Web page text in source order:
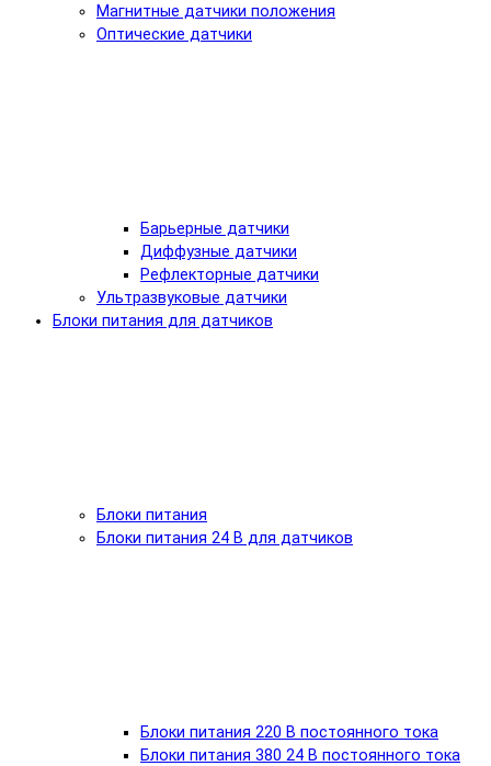
Магнитные датчики положения
Оптические датчики
Барьерные датчики
Диффузные датчики
Рефлекторные датчики
Ультразвуковые датчики
Блоки питания для датчиков
Блоки питания
Блоки питания 24 В для датчиков
Блоки питания 220 В постоянного тока
Блоки питания 380 24 В постоянного тока